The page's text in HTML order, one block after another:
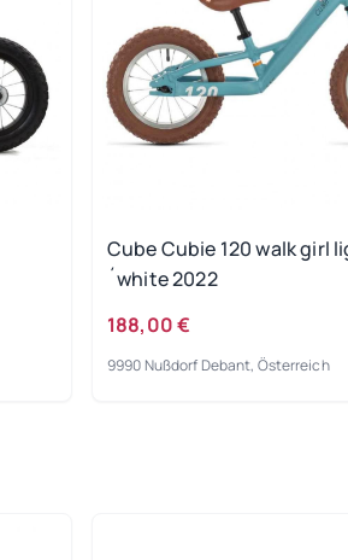
Cube Cubie 120 walk girl
´white 2022
188,00 €
9990 Nußdorf Debant, Österreich